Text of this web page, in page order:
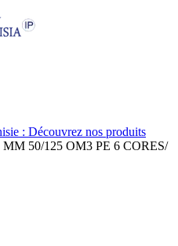
: Découvrez nos produits
50/125 OM3 PE 6 CORES/